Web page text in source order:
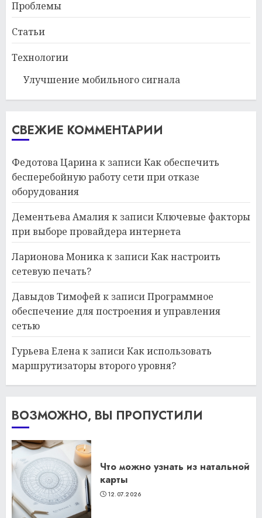
Проблемы
Статьи
Технологии
Улучшение мобильного сигнала
СВЕЖИЕ КОММЕНТАРИИ
Федотова Царинак записиКак обеспечить
бесперебойную работу сети при отказе
оборудования
Дементьева Амалияк записиКлючевые факторы
при выборе провайдера интернета
Ларионова Моникак записиКак настроить
сетевую печать?
Давыдов Тимофейк записиПрограммное
обеспечение для построения и управления
сетью
Гурьева Еленак записиКак использовать
маршрутизаторы второго уровня?
ВОЗМОЖНО, ВЫ ПРОПУСТИЛИ
Что можно узнать из натальной
карты
12.07.2026